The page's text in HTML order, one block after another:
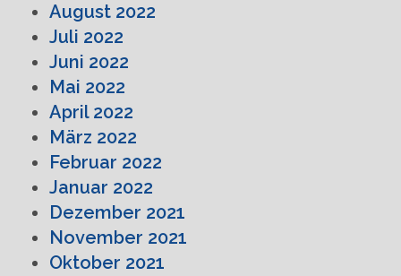
August 2022
Juli 2022
Juni 2022
Mai 2022
April 2022
März 2022
Februar 2022
Januar 2022
Dezember 2021
November 2021
Oktober 2021